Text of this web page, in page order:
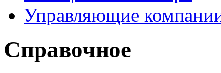
Управляющие
Справочное